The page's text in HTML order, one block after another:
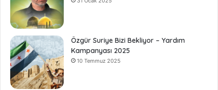
Özgür Suriye Bizi Bekliyor – Yardım
Kampanyası 2025
10 Temmuz 2025